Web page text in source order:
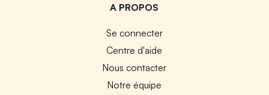
A PROPOS
Se connecter
Centre d'aide
Nous contacter
Notre équipe